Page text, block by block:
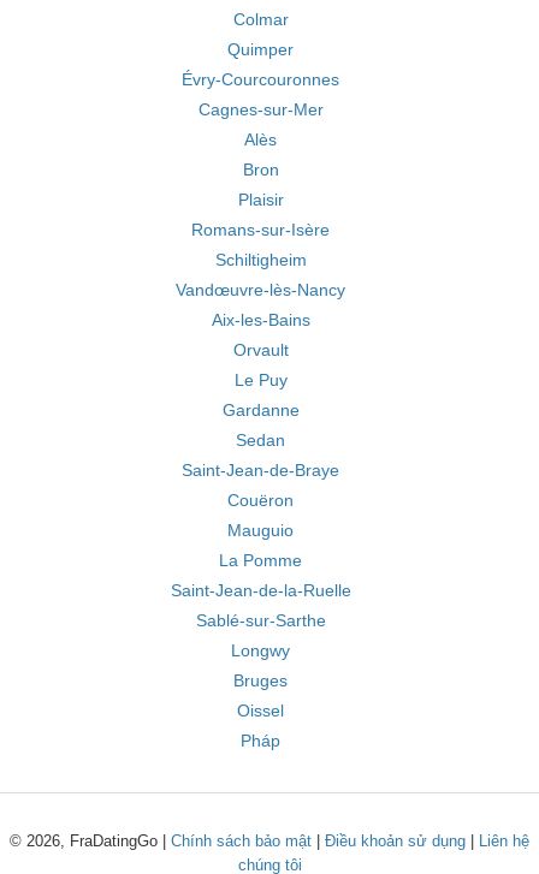
Colmar
Quimper
Évry-Courcouronnes
Cagnes-sur-Mer
Alès
Bron
Plaisir
Romans-sur-Isère
Schiltigheim
Vandœuvre-lès-Nancy
Aix-les-Bains
Orvault
Le Puy
Gardanne
Sedan
Saint-Jean-de-Braye
Couëron
Mauguio
La Pomme
Saint-Jean-de-la-Ruelle
Sablé-sur-Sarthe
Longwy
Bruges
Oissel
Pháp
© 2026, FraDatingGo | Chính sách bảo mật Điều khoản sử dụng
Liên hệ
chúng tôi